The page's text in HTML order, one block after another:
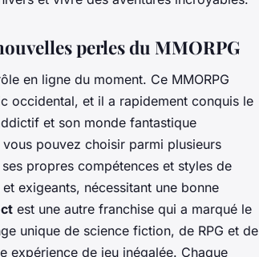
perles du MMORPG
en ligne du moment. Ce MMORPG
occidental, et il a rapidement conquis le
et son monde fantastique
pouvez choisir parmi plusieurs
propres compétences et styles de
exigeants, nécessitant une bonne
est une autre franchise qui a marqué le
unique de science fiction, de RPG et de
expérience de jeu inégalée. Chaque